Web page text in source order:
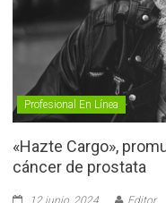
Profesional En Línea
«Hazte Cargo»,
cáncer de prostata